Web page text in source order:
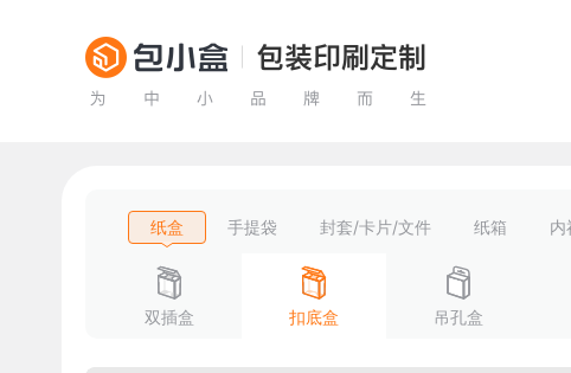
纸盒 手提袋 封套/卡片/文件 纸箱 内
双插盒 扣底盒 吊孔盒